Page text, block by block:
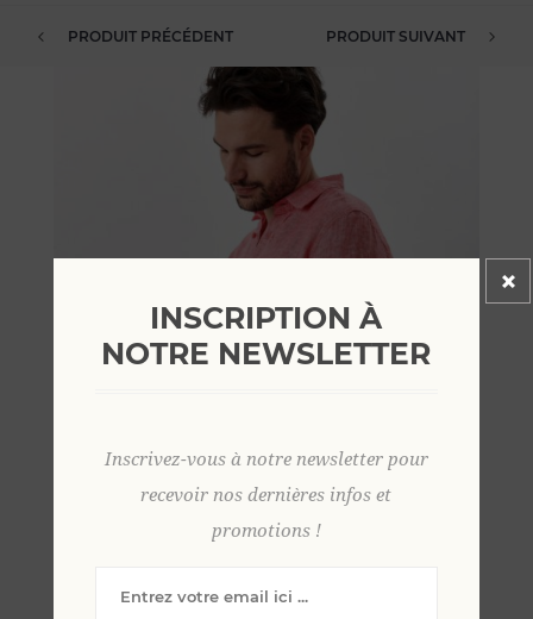
PRODUIT PRÉCÉDENT PRODUIT SUIVANT
INSCRIPTION À
NOTRE NEWSLETTER
Inscrivez-vous à notre newsletter pour
recevoir nos dernières infos et
promotions !